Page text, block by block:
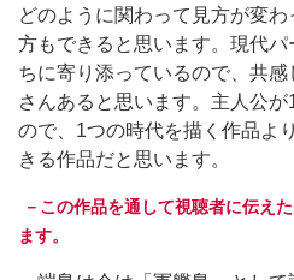
どのように関わって見方が変
方もできると思います。現代
ちに寄り添っているので、共感
さんあると思います。主人公
ので、1つの時代を描く作品よ
きる作品だと思います。
－この作品を通して視聴者に伝え
ます。